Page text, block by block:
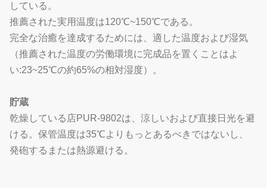
している。
推薦された実用温度は120℃~150℃である。
完全な治癒を達成するためには、適した温度および湿気
（推薦された温度の労働環境に完成品を置くことはよ
い:23~25℃の約65%の相対湿度）。
貯蔵
乾燥している店PUR-9802は、涼しいおよび直接日光を避
ける。保管温度は35℃よりもっとあるべきではないし、
発砲するまたは熱源避ける。